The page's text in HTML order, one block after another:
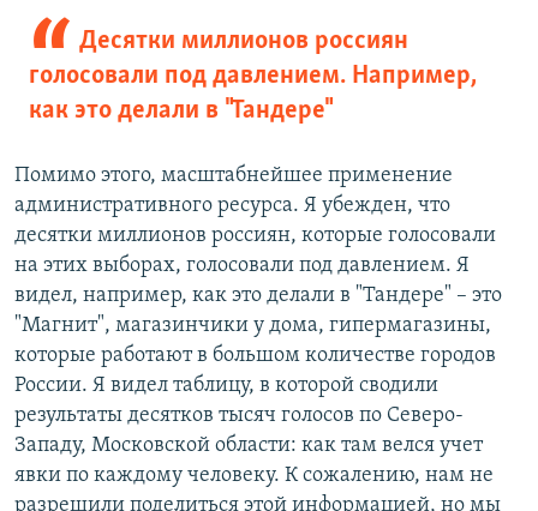
Десятки миллионов россиян
голосовали под давлением. Например,
как это делали в "Тандере"
Помимо этого, масштабнейшее применение
административного ресурса. Я убежден, что
десятки миллионов россиян, которые голосовали
на этих выборах, голосовали под давлением. Я
видел, например, как это делали в "Тандере" – это
"Магнит", магазинчики у дома, гипермагазины,
которые работают в большом количестве городов
России. Я видел таблицу, в которой сводили
результаты десятков тысяч голосов по Северо-
Западу, Московской области: как там велся учет
явки по каждому человеку. К сожалению, нам не
разрешили поделиться этой информацией, но мы